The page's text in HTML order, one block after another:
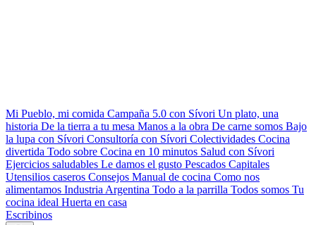
Mi Pueblo, mi comida Campaña 5.0 con Sívori Un plato, una
historia De la tierra a tu mesa Manos a la obra De carne somos Bajo
la lupa con Sívori Consultoría con Sívori Colectividades Cocina
divertida Todo sobre Cocina en 10 minutos Salud con Sívori
Ejercicios saludables Le damos el gusto Pescados Capitales
Utensilios caseros Consejos Manual de cocina Como nos
alimentamos Industria Argentina Todo a la parrilla Todos somos Tu
cocina ideal Huerta en casa
Escribinos